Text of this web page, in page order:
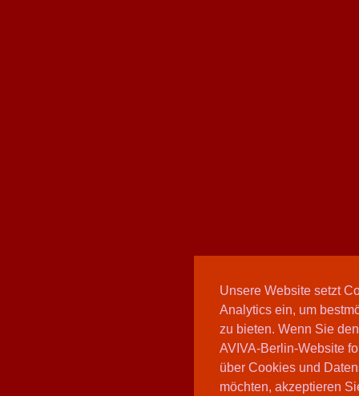
Unsere Website setzt
Analytics ein, um
zu bieten. Wenn Sie
AVIVA-Berlin-Website
über Cookies und
möchten, akzeptieren